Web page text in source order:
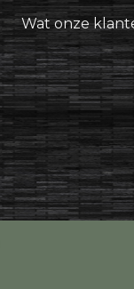
Wat onze